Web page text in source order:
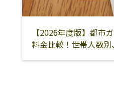
【2026年度版】都市
料金比較！世帯人数